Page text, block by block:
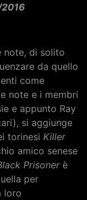
note, di solito
da quello
come
note e i membri
e appunto Ray
si aggiunge
torinesi Killer
amico senese
Prisoner è
per
loro